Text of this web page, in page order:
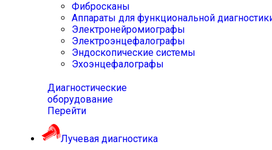
Фибросканы
Аппараты для функциональной
Электронейромиографы
Электроэнцефалографы
Эндоскопические системы
Эхоэнцефалографы
Диагностические
оборудование
Перейти
Лучевая диагностика